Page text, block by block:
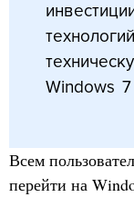
Windows
Всем
перейти на